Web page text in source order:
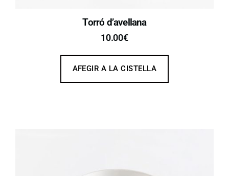
Torró d’avellana
10.00€
AFEGIR A LA CISTELLA